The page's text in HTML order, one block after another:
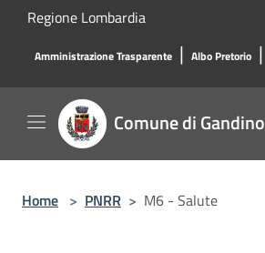
Salta al contenuto principale
Regione Lombardia
Amministrazione Trasparente | Albo Pretorio |
Comune di Gandino
Home > PNRR > M6 - Salute